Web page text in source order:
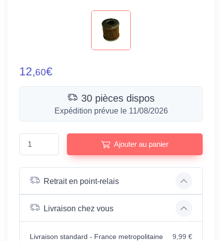
12,60€
30 pièces dispos
Expédition prévue le 11/08/2026
Ajouter au panier
Retrait en point-relais
Livraison chez vous
Livraison standard - France metropolitaine 9,99 €